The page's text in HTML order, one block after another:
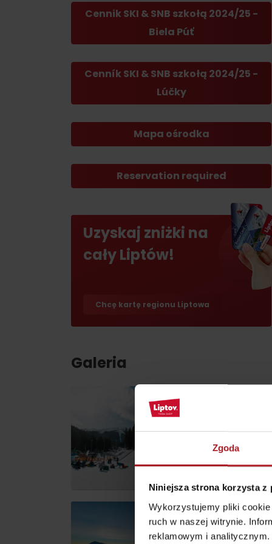
Zgoda
Niniejsza strona korzysta z
Wykorzystujemy pliki
ruch w naszej witrynie.
reklamowym i
Znajdź go razem z
Liptov Region Card!
Jasná Nízke Tatry
Chopok w zimę
Liptov Region Card!
VŠETKY ČLÁNKY
według pory roku
WYKAZ ATRAKCJI DLA DZIECI
Cennik SKI & SNB szkołą 2024/25 -
Biela Púť
Cenník SKI & SNB szkołą 2024/25 -
Lúčky
Mapa ośrodka
Reservation required
Uzyskaj zniżki na
cały Liptów!
Chcę kartę regionu Liptowa
Galeria